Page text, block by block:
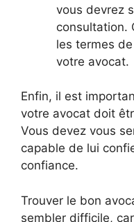
vous devrez
consultation.
les termes
votre avocat.
Enfin, il est
votre avocat doit
Vous devez vous
capable de lui
confiance.
Trouver le bon
sembler difficile,